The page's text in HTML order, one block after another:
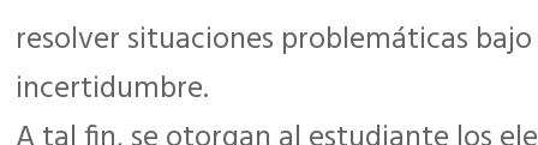
resolver situaciones problemáticas bajo
incertidumbre.